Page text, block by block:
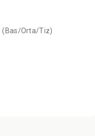
(Bas/Orta/Tiz)